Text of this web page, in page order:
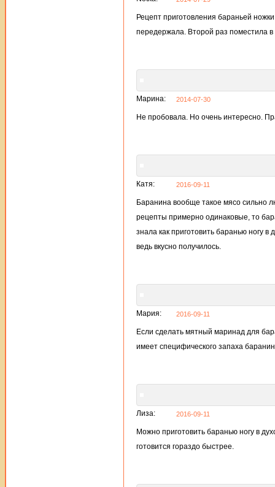
Рецепт приготовления бараньей
передержала. Второй раз поместила в
Марина: 2014-07-30
Не пробовала. Но очень интересно.
Катя: 2016-09-11
Баранина вообще такое мясо сильно
рецепты примерно одинаковые, то
знала как приготовить баранью ногу
ведь вкусно получилось.
Мария: 2016-09-11
Если сделать мятный маринад для
имеет специфического запаха
Лиза: 2016-09-11
Можно приготовить баранью ногу в
готовится гораздо быстрее.